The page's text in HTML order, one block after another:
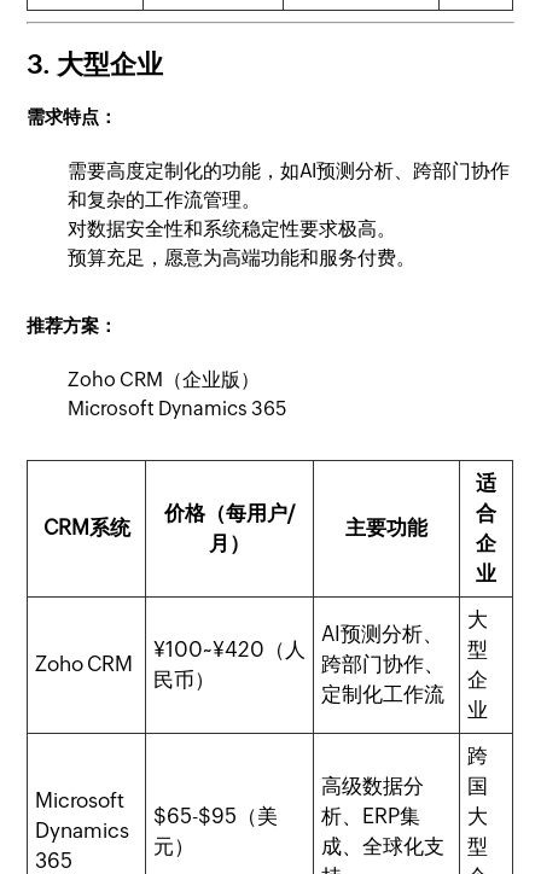
3. 大型企业
需求特点：
需要高度定制化的功能，如AI预测分析、跨部门协作
和复杂的工作流管理。
对数据安全性和系统稳定性要求极高。
预算充足，愿意为高端功能和服务付费。
推荐方案：
Zoho CRM（企业版）
Microsoft Dynamics 365
CRM系统
价格（每用户/
月）
主要功能
适
合
企
业
Zoho CRM
¥100~¥420（人
民币）
AI预测分析、
跨部门协作、
定制化工作流
大
型
企
业
Microsoft
Dynamics
365
$65-$95（美
元）
高级数据分
析、ERP集
成、全球化支
跨
国
大
型